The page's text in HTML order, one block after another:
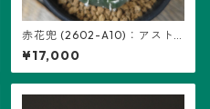
赤花兜 (2602-A10)：アスト
ロフィツム属 ※実生、五稜+複
稜あり
¥17,000